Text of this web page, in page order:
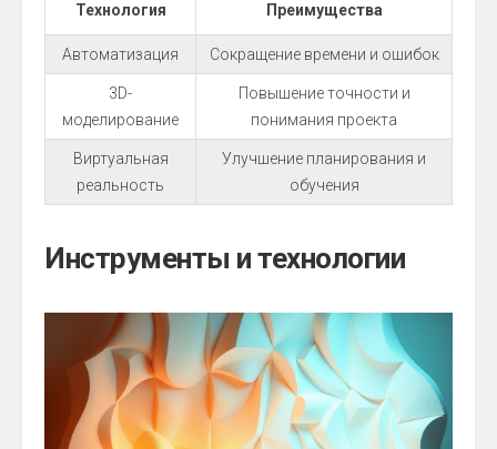
Технология Преимущества
Автоматизация Сокращение времени и ошибок
3D-
моделирование
Повышение точности и
понимания проекта
Виртуальная
реальность
Улучшение планирования и
обучения
Инструменты и технологии